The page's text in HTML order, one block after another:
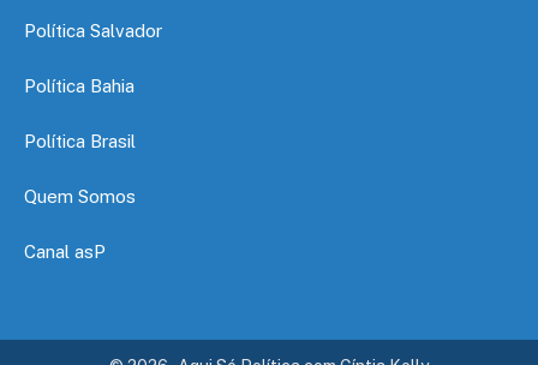
Política Salvador
Política Bahia
Política Brasil
Quem Somos
Canal asP